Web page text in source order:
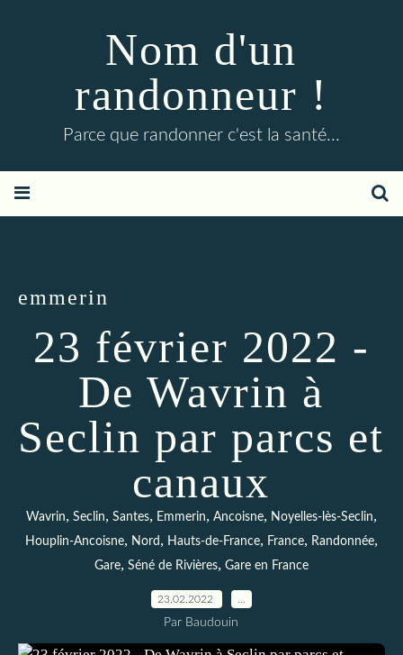
Nom d'un
randonneur !
Parce que randonner c'est la santé...
emmerin
23 février 2022 -
De Wavrin à
Seclin par parcs et
canaux
Wavrin, Seclin, Santes, Emmerin, Ancoisne, Noyelles-lès-Seclin,
Houplin-Ancoisne, Nord , Hauts-de-France, France, Randonnée,
Gare, Séné de Rivières, Gare en France
23.02.2022
Par Baudouin